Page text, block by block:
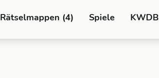
Rätselmappen (4) Spiele KWDB